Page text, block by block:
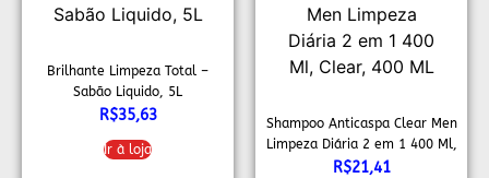
Brilhante Limpeza Total –
Sabão Liquido, 5L
R$35,63
Ir à loja
Shampoo Anticaspa Clear Men
Limpeza Diária 2 em 1 400 Ml,
Clear, 400 ML
R$21,41